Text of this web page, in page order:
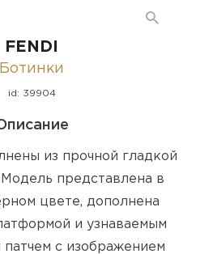
FENDI
Ботинки
id: 39904
из прочной гладкой
представлена в
цвете, дополнена
и узнаваемым
патчем с изображением